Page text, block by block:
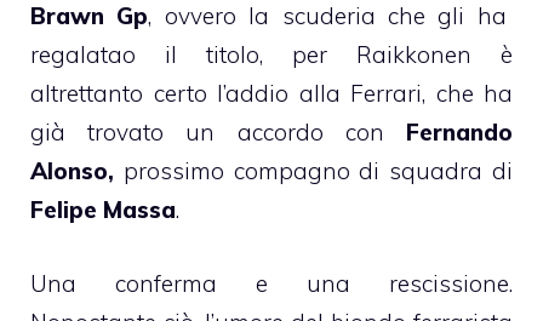
Brawn Gp, ovvero la scuderia che gli ha
regalatao il titolo, per Raikkonen è
altrettanto certo l’addio alla Ferrari, che ha
già trovato un accordo con Fernando
Alonso, prossimo compagno di squadra di
Felipe Massa.
Una conferma e una rescissione.